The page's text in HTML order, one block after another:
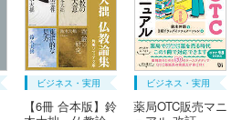
ビジネス・実用
【6冊 合本版】鈴
ビジネス・実用
薬局OTC販売マニ